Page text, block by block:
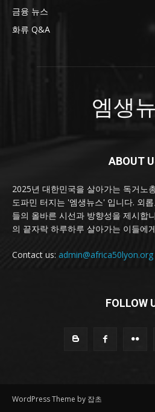
금융 뉴스
화류 Q&A
엠생
ABOUT
2025년 대한민국을 살아가는 독거노
도파민 터지는 '엠생뉴스' 입니다. 외
들의 올바른 시선과 방향성을 제시합
의 끝자락 하루하루 살아가는 이들에
Contact us: admin@africa50lyon.org
FOLLOW
WordPress Theme by 잡초